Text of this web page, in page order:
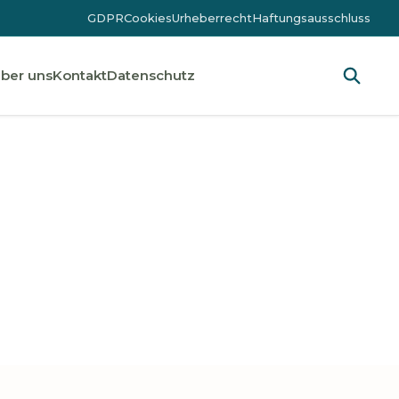
GDPRCookiesUrheberrechtHaftungsausschluss
unsKontaktDatenschutz